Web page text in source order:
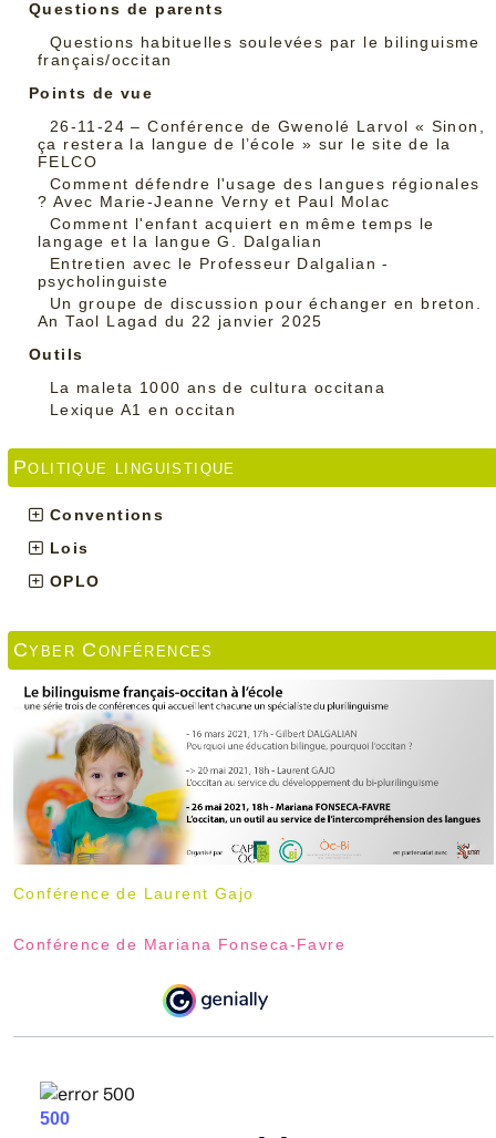
Questions de parents
Questions habituelles soulevées par le bilinguisme
français/occitan
Points de vue
26-11-24 – Conférence de Gwenolé Larvol « Sinon,
ça restera la langue de l’école » sur le site de la
FELCO
Comment défendre l'usage des langues régionales
? Avec Marie-Jeanne Verny et Paul Molac
Comment l'enfant acquiert en même temps le
langage et la langue G. Dalgalian
Entretien avec le Professeur Dalgalian -
psycholinguiste
Un groupe de discussion pour échanger en breton.
An Taol Lagad du 22 janvier 2025
Outils
La maleta 1000 ans de cultura occitana
Lexique A1 en occitan
Politique linguistique
Conventions
Lois
OPLO
Cyber Conférences
Conférence de Laurent Gajo
Conférence de Mariana Fonseca-Favre